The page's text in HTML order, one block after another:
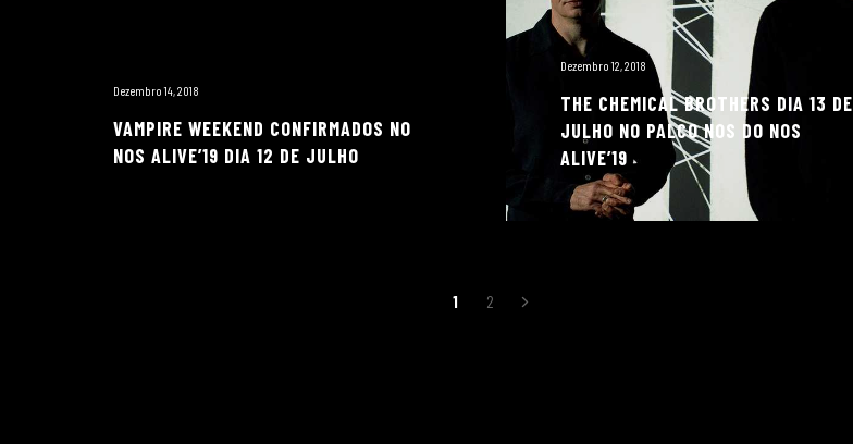
Dezembro 14, 2018
VAMPIRE WEEKEND CONFIRMADOS NO
NOS ALIVE’19 DIA 12 DE JULHO
Dezembro 12, 2018
THE CHEMICAL BROTHERS DIA 13 DE
JULHO NO PALCO NOS DO NOS
ALIVE’19
1 2